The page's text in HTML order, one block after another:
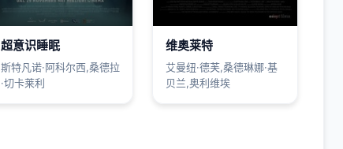
超意识睡眠
斯特凡诺·阿科尔西,桑德拉
·切卡莱利
维奥莱特
艾曼纽·德芙,桑德琳娜·基
贝兰,奥利维埃